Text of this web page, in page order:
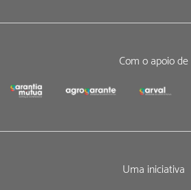
Com o apoio de
Uma iniciativa